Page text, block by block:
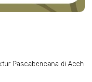
Pascabencana di Aceh